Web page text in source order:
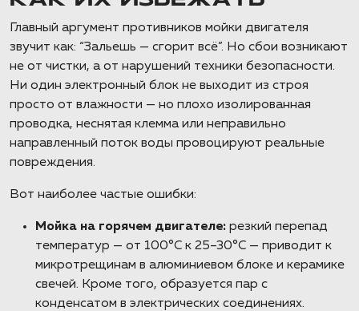
Главный аргумент противников мойки двигателя
звучит как: “Зальешь — сгорит всё”. Но сбои возникают
не от чистки, а от нарушений техники безопасности.
Ни один электронный блок не выходит из строя
просто от влажности — но плохо изолированная
проводка, неснятая клемма или неправильно
направленный поток воды провоцируют реальные
повреждения.
Вот наиболее частые ошибки:
Мойка на горячем двигателе: резкий перепад
температур — от 100°C к 25–30°C — приводит к
микротрещинам в алюминиевом блоке и керамике
свечей. Кроме того, образуется пар с
конденсатом в электрических соединениях.